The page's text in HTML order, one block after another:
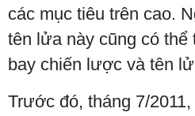
các mục tiêu trên cao.
tên lửa này cũng có thể
bay chiến lược và tên
Trước đó, tháng 7/